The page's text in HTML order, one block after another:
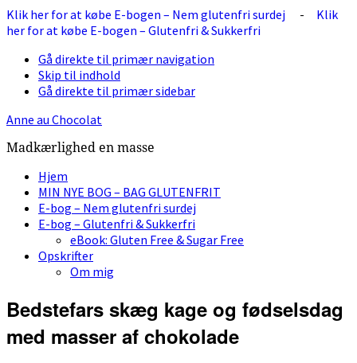
Klik her for at købe E-bogen – Nem glutenfri surdej - Klik
her for at købe E-bogen – Glutenfri & Sukkerfri
Gå direkte til primær navigation
Skip til indhold
Gå direkte til primær sidebar
Anne au Chocolat
Madkærlighed en masse
Hjem
MIN NYE BOG – BAG GLUTENFRIT
E-bog – Nem glutenfri surdej
E-bog – Glutenfri & Sukkerfri
eBook: Gluten Free & Sugar Free
Opskrifter
Om mig
Bedstefars skæg kage og fødselsdag
med masser af chokolade